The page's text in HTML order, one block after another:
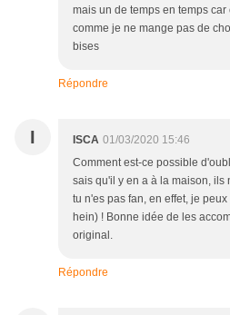
mais un de temps en temps car
comme je ne mange pas de
bises
Répondre
I ISCA 01/03/2020 15:46
Comment est-ce possible
sais qu'il y en a à la maison, ils
tu n'es pas fan, en effet, je
hein) ! Bonne idée de les
original.
Répondre